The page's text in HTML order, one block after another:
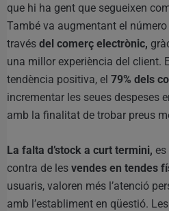
que hi ha gent que segueixen
També va augmentant el
través del comerç electrònic,
una millor experiència del client.
tendència positiva, el 79% dels
incrementar les seues despeses
amb la finalitat de trobar preus
La falta d’stock a curt termini, es
contra de les vendes en tendes
usuaris, valoren més l’atenció
amb l’establiment en qüestió.